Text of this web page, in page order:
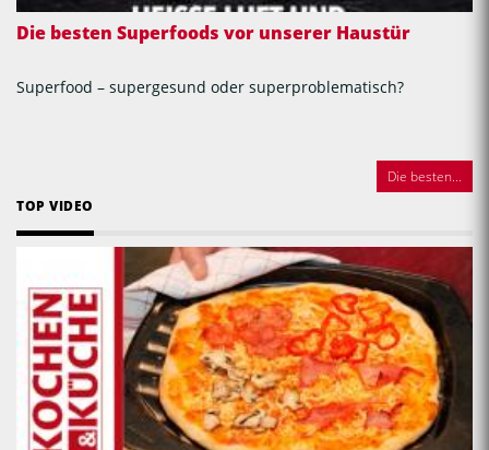
Die besten Superfoods vor unserer Haustür
Superfood – supergesund oder superproblematisch?
Die besten...
TOP VIDEO